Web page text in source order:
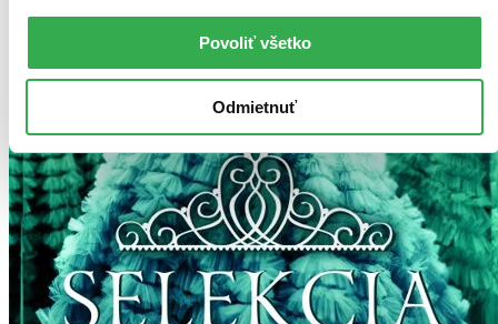
Povoliť všetko
Odmietnuť